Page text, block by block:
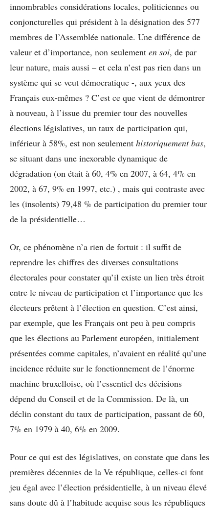
innombrables considérations locales, politiciennes ou
conjoncturelles qui président à la désignation des 577
membres de l’Assemblée nationale. Une différence de
valeur et d’importance, non seulement en soi, de par
leur nature, mais aussi – et cela n’est pas rien dans un
système qui se veut démocratique -, aux yeux des
Français eux-mêmes ? C’est ce que vient de démontrer
à nouveau, à l’issue du premier tour des nouvelles
élections législatives, un taux de participation qui,
inférieur à 58%, est non seulement historiquement bas,
se situant dans une inexorable dynamique de
dégradation (on était à 60, 4% en 2007, à 64, 4% en
2002, à 67, 9% en 1997, etc.) , mais qui contraste avec
les (insolents) 79,48 % de participation du premier tour
de la présidentielle…
Or, ce phénomène n’a rien de fortuit : il suffit de
reprendre les chiffres des diverses consultations
électorales pour constater qu’il existe un lien très étroit
entre le niveau de participation et l’importance que les
électeurs prêtent à l’élection en question. C’est ainsi,
par exemple, que les Français ont peu à peu compris
que les élections au Parlement européen, initialement
présentées comme capitales, n’avaient en réalité qu’une
incidence réduite sur le fonctionnement de l’énorme
machine bruxelloise, où l’essentiel des décisions
dépend du Conseil et de la Commission. De là, un
déclin constant du taux de participation, passant de 60,
7% en 1979 à 40, 6% en 2009.
Pour ce qui est des législatives, on constate que dans les
premières décennies de la Ve république, celles-ci font
jeu égal avec l’élection présidentielle, à un niveau élevé
sans doute dû à l’habitude acquise sous les républiques